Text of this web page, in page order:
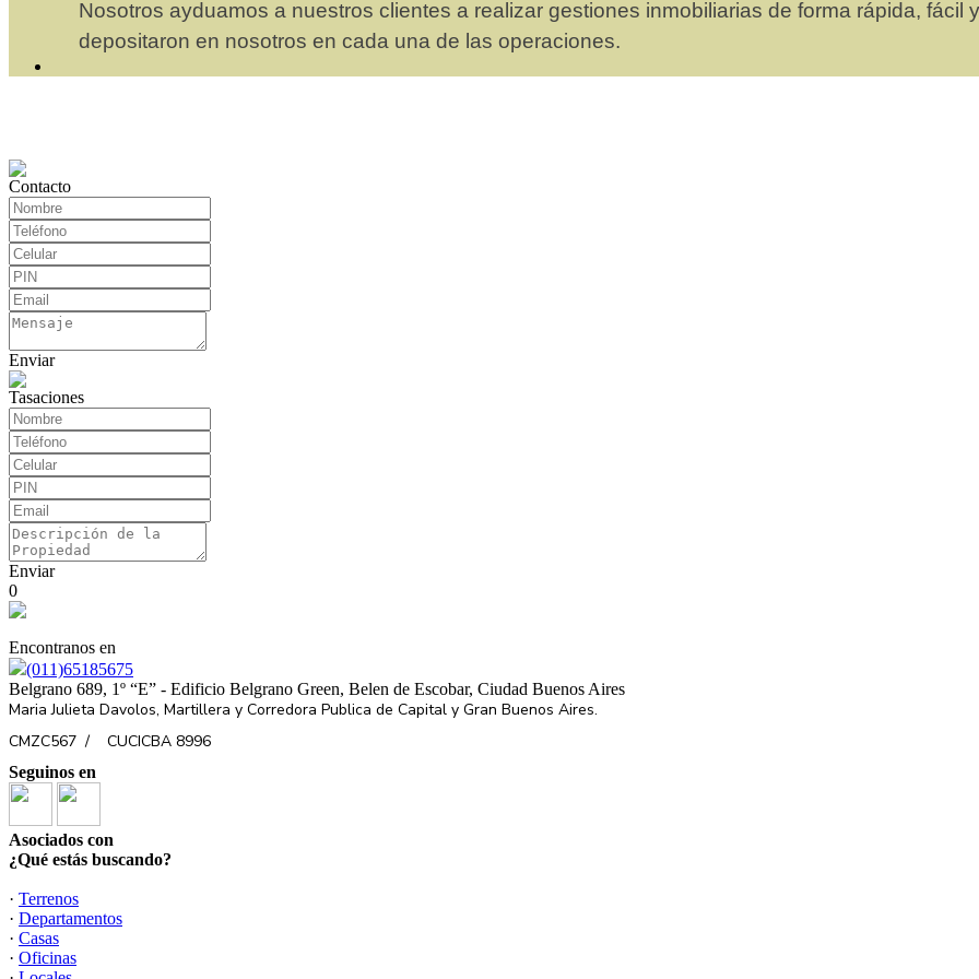
Nosotros ayduamos a nuestros clientes a realizar gestiones inmobiliarias de forma rápida,
depositaron en nosotros en cada una de las operaciones.
Contacto
Enviar
Tasaciones
Enviar
0
Encontranos en
(011)65185675
Belgrano 689, 1º “E” - Edificio Belgrano Green, Belen de Escobar, Ciudad Buenos Aires
Maria Julieta Davolos, Martillera y Corredora Publica de Capital y Gran Buenos Aires.
CMZC567 / CUCICBA 8996
Seguinos en
Asociados con
¿Qué estás buscando?
· Terrenos
· Departamentos
· Casas
· Oficinas